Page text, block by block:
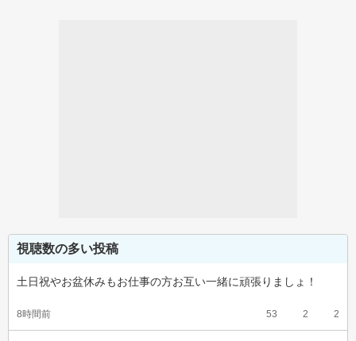
視聴数の多い投稿
土日祝やお盆休みもお仕事の方お互い一緒に頑張りましょ！
8時間前 53 2 2